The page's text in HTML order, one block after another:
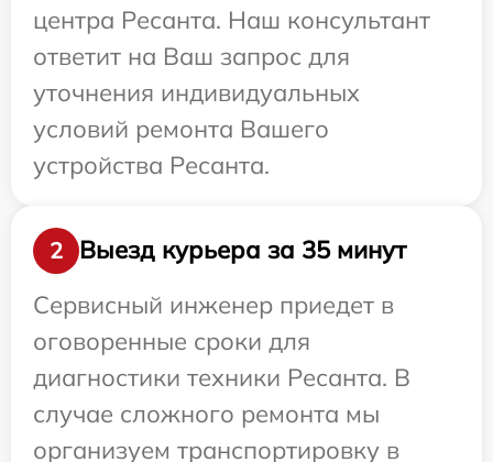
центра Ресанта. Наш консультант
ответит на Ваш запрос для
уточнения индивидуальных
условий ремонта Вашего
устройства Ресанта.
2
Выезд курьера за 35 минут
Сервисный инженер приедет в
оговоренные сроки для
диагностики техники Ресанта. В
случае сложного ремонта мы
организуем транспортировку в